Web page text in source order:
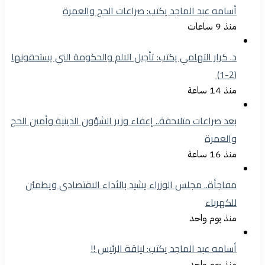
أسامه عبد الماجد يكتب: صراعات الحج والعمرة
منذ 9 ساعات
د. كرار التهامي يكتب: تأجيل الالم والحكومة التي يستحقونها
(2-1)
منذ 14 ساعة
بعد صراعات متلاحقة.. إعفاء وزير الشؤون الدينية وأمين الحج
والعمرة
منذ 16 ساعة
مفاجأة.. مجلس الوزراء يشيد بالأداء الاقتصادي ويطمئن
للكهرباء
منذ يوم واحد
أسامه عبد الماجد يكتب: لياقة الرئيس !!